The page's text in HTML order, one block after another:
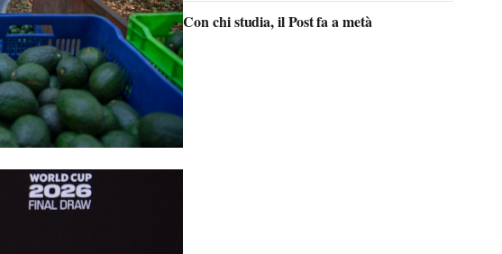
Con chi studia, il Post fa a metà